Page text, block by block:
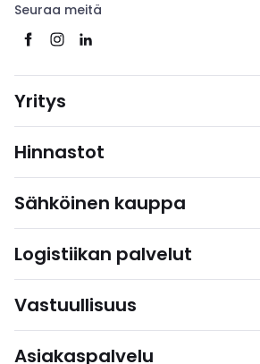
Seuraa meitä
Yritys
Hinnastot
Sähköinen kauppa
Logistiikan palvelut
Vastuullisuus
Asiakaspalvelu